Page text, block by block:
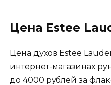
Цена Estee
Цена духов Estee
интернет-магазинах
до 4000 рублей за